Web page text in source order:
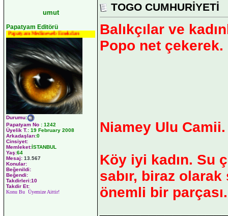
umut
Papatyam Editörü
Papatyam Medineweb Emekdarı
Durumu:
Papatyam No : 1242
Üyelik T.: 19 February 2008
Arkadaşları:0
Cinsiyet:
Memleket:İSTANBUL
Yaş:64
Mesaj: 13.567
Konular:
Beğenildi:
Beğendi:
Takdirleri:10
Takdir Et:
Konu Bu Üyemize Aittir!
TOGO CUMHURİYETİ
Balıkçılar ve
Popo net çekerek.
Niamey Ulu Camii.
Köy iyi kadın. Su
sabır, biraz
önemli bir parçası.